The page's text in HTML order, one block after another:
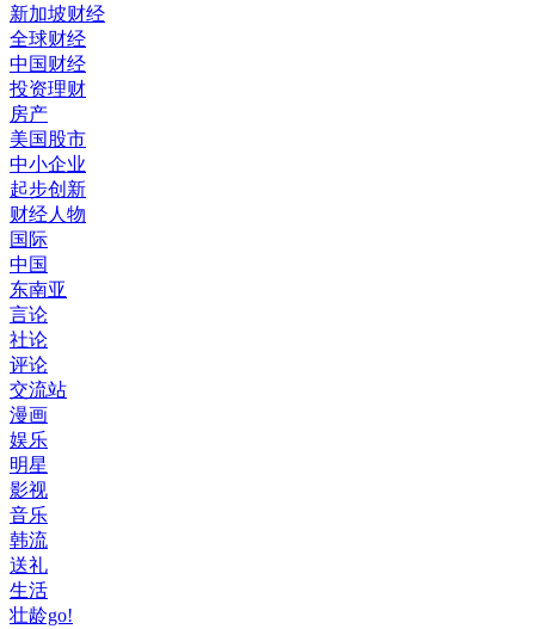
新加坡财经
全球财经
中国财经
投资理财
房产
美国股市
中小企业
起步创新
财经人物
国际
中国
东南亚
言论
社论
评论
交流站
漫画
娱乐
明星
影视
音乐
韩流
送礼
生活
壮龄go!